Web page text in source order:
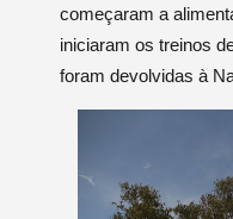
começaram a
iniciaram os treinos
foram devolvidas à